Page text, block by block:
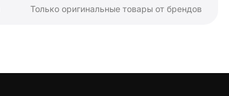
Только оригинальные товары от брендов